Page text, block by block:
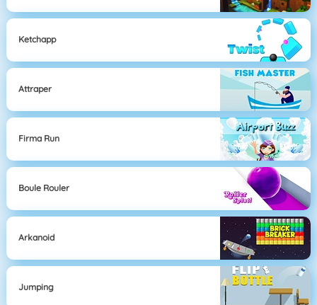
Ketchapp
Attraper
Firma Run
Boule Rouler
Arkanoid
Jumping